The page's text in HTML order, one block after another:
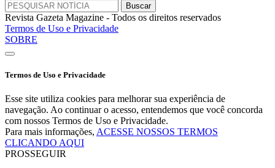
Revista Gazeta Magazine - Todos os direitos reservados
Termos de Uso e Privacidade
SOBRE
Termos de Uso e Privacidade
Esse site utiliza cookies para melhorar sua experiência de
navegação. Ao continuar o acesso, entendemos que você concorda
com nossos Termos de Uso e Privacidade.
Para mais informações, ACESSE NOSSOS TERMOS
CLICANDO AQUI
PROSSEGUIR